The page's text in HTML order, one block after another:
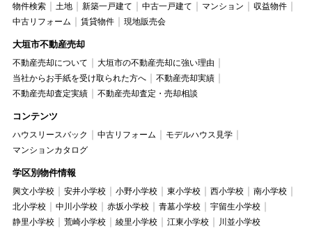
物件検索 土地 新築一戸建て 中古一戸建て マンション
収益物件
中古リフォーム
賃貸物件 現地販売会
大垣市不動産売却
不動産売却について
大垣市の不動産売却に強い理由
当社からお手紙を受け取られた方へ
不動産売却実績
不動産売却査定実績
不動産売却査定・売却相談
コンテンツ
ハウスリースバック 中古リフォーム
モデルハウス見学
マンションカタログ
学区別物件情報
興文小学校 安井小学校 小野小学校 東小学校 西小学校
南小学校
北小学校
中川小学校 赤坂小学校 青墓小学校
宇留生小学校
静里小学校
荒崎小学校 綾里小学校 江東小学校 川並小学校